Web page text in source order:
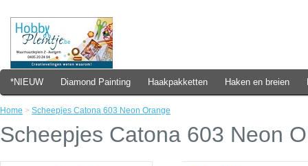
*NIEUW Diamond Painting Haakpakketten Haken en breien
Home > Scheepjes Catona 603 Neon Orange
Scheepjes Catona 603 Neon